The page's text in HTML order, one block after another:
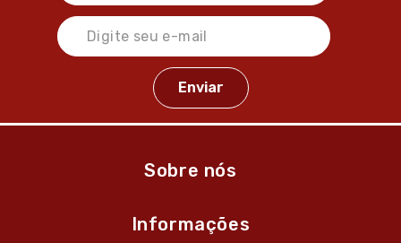
Sobre nós
Informações